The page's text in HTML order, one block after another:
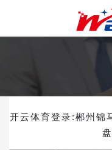
开云体育登录:郴州锦